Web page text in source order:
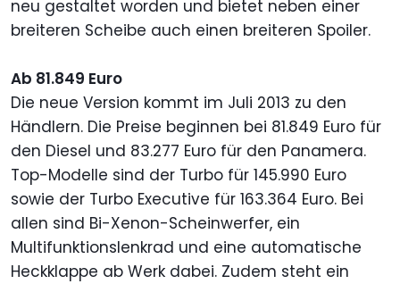
neu gestaltet worden und bietet neben einer
breiteren Scheibe auch einen breiteren Spoiler.
Ab 81.849 Euro
Die neue Version kommt im Juli 2013 zu den
Händlern. Die Preise beginnen bei 81.849 Euro für
den Diesel und 83.277 Euro für den Panamera.
Top-Modelle sind der Turbo für 145.990 Euro
sowie der Turbo Executive für 163.364 Euro. Bei
allen sind Bi-Xenon-Scheinwerfer, ein
Multifunktionslenkrad und eine automatische
Heckklappe ab Werk dabei. Zudem steht ein